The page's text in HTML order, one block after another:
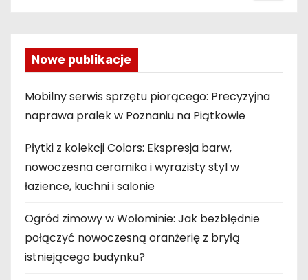
Nowe publikacje
Mobilny serwis sprzętu piorącego: Precyzyjna
naprawa pralek w Poznaniu na Piątkowie
Płytki z kolekcji Colors: Ekspresja barw,
nowoczesna ceramika i wyrazisty styl w
łazience, kuchni i salonie
Ogród zimowy w Wołominie: Jak bezbłędnie
połączyć nowoczesną oranżerię z bryłą
istniejącego budynku?